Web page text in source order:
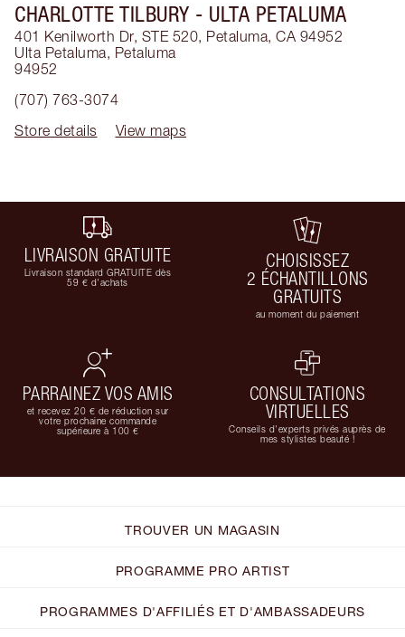
CHARLOTTE TILBURY - ULTA PETALUMA
401 Kenilworth Dr, STE 520, Petaluma, CA 94952
Ulta Petaluma, Petaluma
94952
(707) 763-3074
Store details
View maps
LIVRAISON GRATUITE
Livraison standard GRATUITE dès
59 € d'achats
CHOISISSEZ
2 ÉCHANTILLONS
GRATUITS
au moment du paiement
PARRAINEZ VOS AMIS
et recevez 20 € de réduction sur
votre prochaine commande
supérieure à 100 €
CONSULTATIONS
VIRTUELLES
Conseils d'experts privés auprès de
mes stylistes beauté !
TROUVER UN MAGASIN
PROGRAMME PRO ARTIST
PROGRAMMES D'AFFILIÉS ET D'AMBASSADEURS